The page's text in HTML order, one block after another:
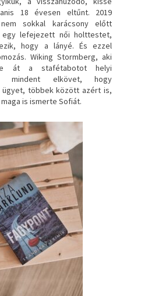
18 évesen eltűnt. 2019
sokkal karácsony előtt
egy lefejezett női holttestet,
hogy a lányé. És ezzel
Wiking Stormberg, aki
át a stafétabotot helyi
mindent elkövet, hogy
ügyet, többek között azért is,
is ismerte Sofiát.